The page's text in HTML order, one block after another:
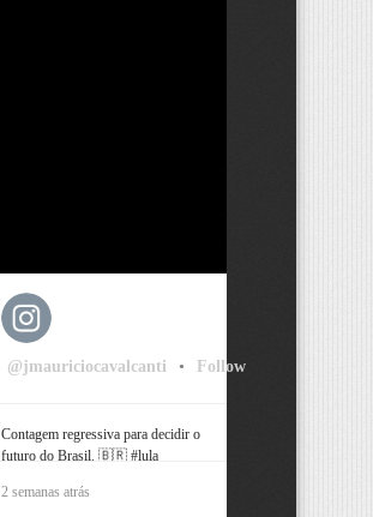
@jmauriciocavalcanti • Follow
Contagem regressiva para decidir o
futuro do Brasil. 🇧🇷 #lula
2 semanas atrás